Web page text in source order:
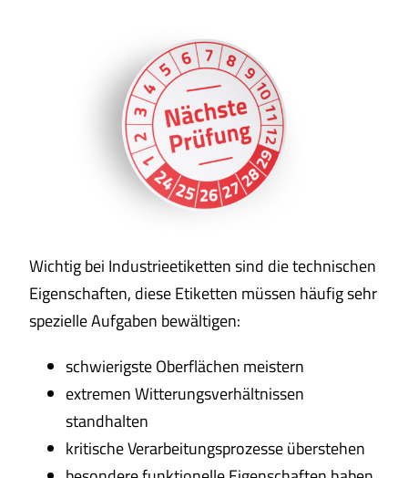
Wichtig bei Industrieetiketten sind die technischen
Eigenschaften, diese Etiketten müssen häufig sehr
spezielle Aufgaben bewältigen:
schwierigste Oberflächen meistern
extremen Witterungsverhältnissen
standhalten
kritische Verarbeitungsprozesse überstehen